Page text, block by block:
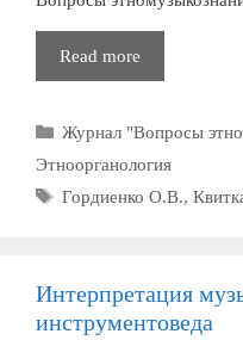
Read more
флейта
Рубрики
Журнал "Вопросы
Этноорганология
Метки
Гордиенко О.В.,
Интерпретация
инструментоведа